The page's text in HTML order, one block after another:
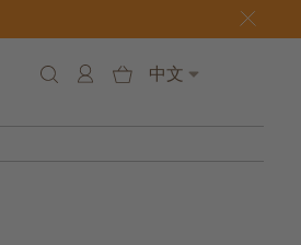
中文